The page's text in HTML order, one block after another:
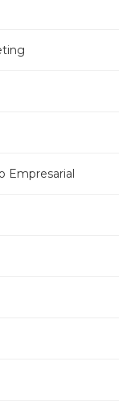
Empresarial